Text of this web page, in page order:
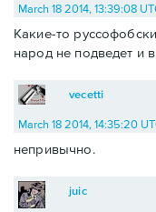
March 18 2014, 13:39:08
Какие-то
народ не подведет и
vecetti
March 18 2014, 14:35:20
непривычно.
juic